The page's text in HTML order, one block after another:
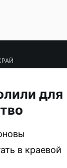
для
в краевой